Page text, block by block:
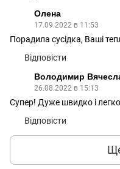
Олена
17.09.2022 в 11:53
Порадила сусідка, Ваші
Відповісти
Володимир
26.08.2022 в 15:13
Супер! Дуже швидко і
Відповісти